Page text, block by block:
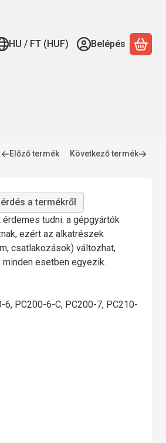
HU / FT (HUF) Belépés A
Előző termék Következő termék
a termékről
tudni: a gépgyártók
ezért az alkatrészek
csatlakozások) változhat,
esetben egyezik.
PC200-6-C, PC200-7, PC210-